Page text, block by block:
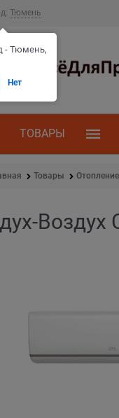
Тюмень
ТОВАРЫ
Товары
Воздух
- Тюмень,
Нет